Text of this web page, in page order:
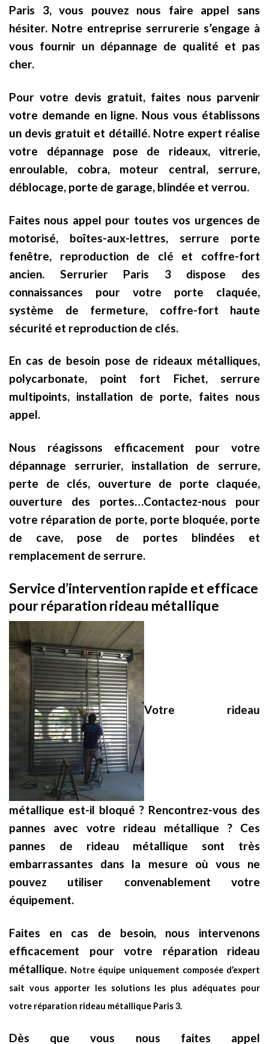
Paris 3, vous pouvez nous faire appel sans
hésiter. Notre entreprise serrurerie s’engage à
vous fournir un dépannage de qualité et pas
cher.
Pour votre devis gratuit, faites nous parvenir
votre demande en ligne. Nous vous établissons
un devis gratuit et détaillé. Notre expert réalise
votre dépannage pose de rideaux, vitrerie,
enroulable, cobra, moteur central, serrure,
déblocage, porte de garage, blindée et verrou.
Faites nous appel pour toutes vos urgences de
motorisé, boîtes-aux-lettres, serrure porte
fenêtre, reproduction de clé et coffre-fort
ancien. Serrurier Paris 3 dispose des
connaissances pour votre porte claquée,
système de fermeture, coffre-fort haute
sécurité et reproduction de clés.
En cas de besoin pose de rideaux métalliques,
polycarbonate, point fort Fichet, serrure
multipoints, installation de porte, faites nous
appel.
Nous réagissons efficacement pour votre
dépannage serrurier, installation de serrure,
perte de clés, ouverture de porte claquée,
ouverture des portes…Contactez-nous pour
votre réparation de porte, porte bloquée, porte
de cave, pose de portes blindées et
remplacement de serrure.
Service d’intervention rapide et efficace
pour réparation rideau métallique
Votre rideau
métallique est-il bloqué ? Rencontrez-vous des
pannes avec votre rideau métallique ? Ces
pannes de rideau métallique sont très
embarrassantes dans la mesure où vous ne
pouvez utiliser convenablement votre
équipement.
Faites en cas de besoin, nous intervenons
efficacement pour votre réparation rideau
métallique. Notre équipe uniquement composée d’expert
sait vous apporter les solutions les plus adéquates pour
votre réparation rideau métallique Paris 3.
Dès que vous nous faites appel